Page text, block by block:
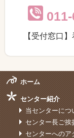
2026/06/10
「
2026/06/05
2026/06/04
【受付窓口
ホーム
センター紹介
当センターにつ
センター長ご挨
センターへのア